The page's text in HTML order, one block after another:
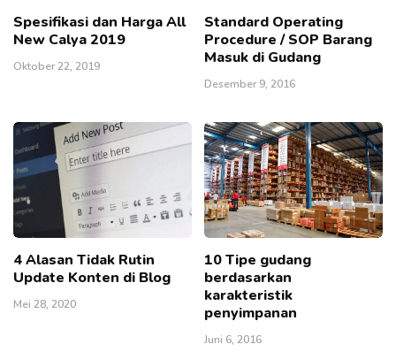
Spesifikasi dan Harga All
New Calya 2019
Oktober 22, 2019
Standard Operating
Procedure / SOP Barang
Masuk di Gudang
Desember 9, 2016
4 Alasan Tidak Rutin
Update Konten di Blog
Mei 28, 2020
10 Tipe gudang
berdasarkan
karakteristik
penyimpanan
Juni 6, 2016